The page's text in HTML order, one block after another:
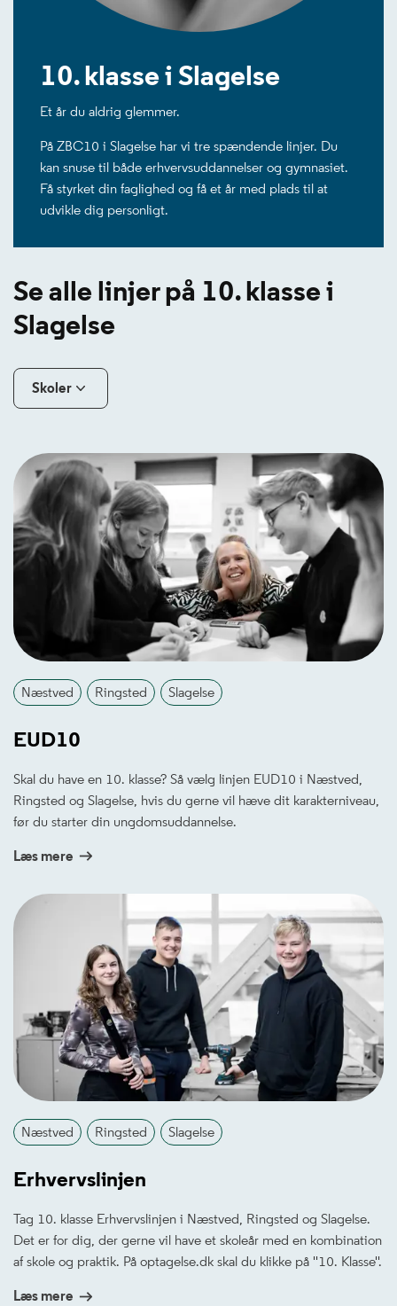
10. klasse i Slagelse
Et år du aldrig glemmer.
På ZBC10 i Slagelse har vi tre spændende linjer. Du
kan snuse til både erhvervsuddannelser og gymnasiet.
Få styrket din faglighed og få et år med plads til at
udvikle dig personligt.
Se alle linjer på 10. klasse i
Slagelse
Skoler
Næstved Ringsted Slagelse
EUD10
Skal du have en 10. klasse? Så vælg linjen EUD10 i Næstved,
Ringsted og Slagelse, hvis du gerne vil hæve dit karakterniveau,
før du starter din ungdomsuddannelse.
Læs mere
Næstved Ringsted Slagelse
Erhvervslinjen
Tag 10. klasse Erhvervslinjen i Næstved, Ringsted og Slagelse.
Det er for dig, der gerne vil have et skoleår med en kombination
af skole og praktik. På optagelse.dk skal du klikke på ''10. Klasse''.
Læs mere